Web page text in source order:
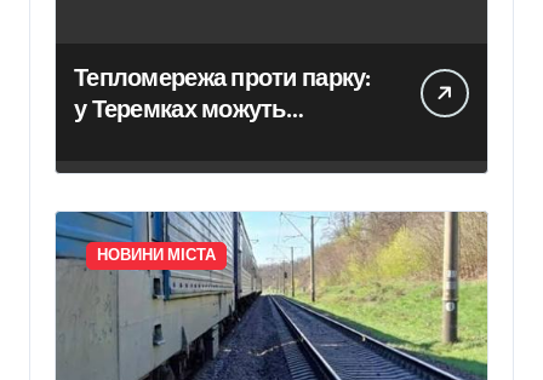
Тепломережа проти парку:
у Теремках можуть
НОВИНИ МІСТА